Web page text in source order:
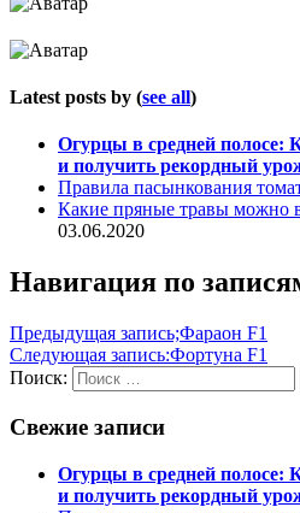
Latest posts by (see all)
Огурцы в средней полосе:
и получить рекордный
Правила пасынкования
Какие пряные травы можно
03.06.2020
Навигация по
Предыдущая запись;Фараон F1
Следующая запись:Фортуна F1
Поиск:
Свежие записи
Огурцы в средней полосе:
и получить рекордный